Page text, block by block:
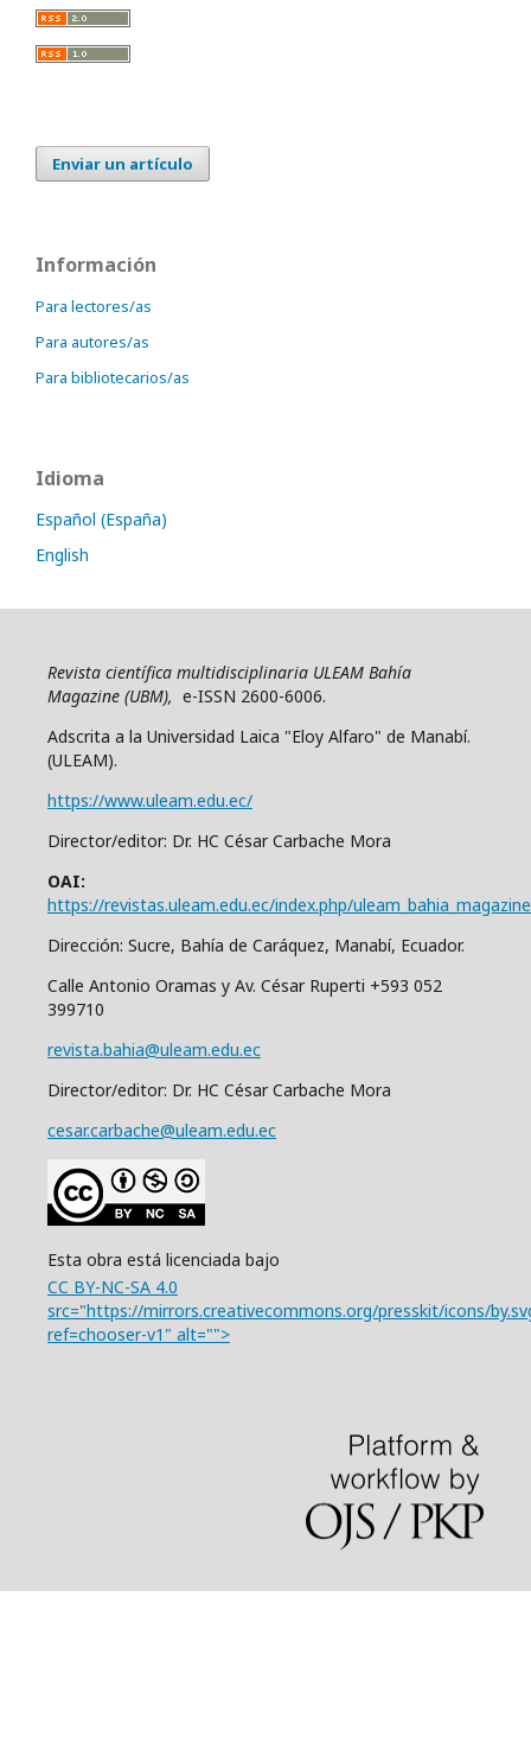
Enviar un artículo
Información
Para lectores/as
Para autores/as
Para bibliotecarios/as
Idioma
Español (España)
English
Revista científica multidisciplinaria ULEAM Bahía
Magazine (UBM), e-ISSN 2600-6006.
Adscrita a la Universidad Laica "Eloy Alfaro" de Manabí.
(ULEAM).
https://www.uleam.edu.ec/
Director/editor: Dr. HC César Carbache Mora
OAI:
https://revistas.uleam.edu.ec/index.php/
Dirección: Sucre, Bahía de Caráquez, Manabí, Ecuador.
Calle Antonio Oramas y Av. César Ruperti +593 052
399710
revista.bahia@uleam.edu.ec
Director/editor: Dr. HC César Carbache Mora
cesar.carbache@uleam.edu.ec
Esta obra está licenciada bajo
CC BY-NC-SA 4.0
src="https://mirrors.creativecommons.org/presskit/icons/
ref=chooser-v1" alt="">